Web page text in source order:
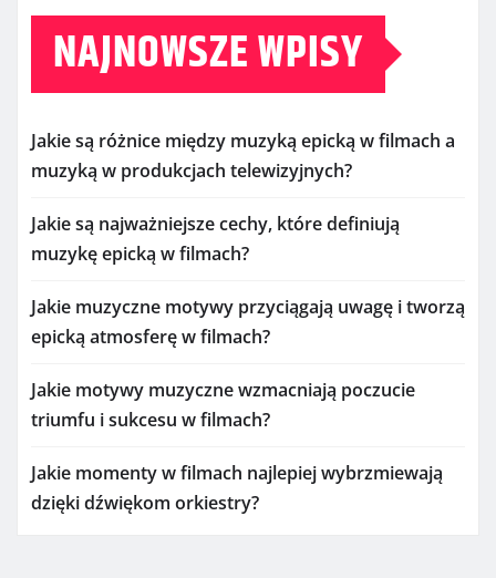
NAJNOWSZE WPISY
Jakie są różnice między muzyką epicką w filmach a
muzyką w produkcjach telewizyjnych?
Jakie są najważniejsze cechy, które definiują
muzykę epicką w filmach?
Jakie muzyczne motywy przyciągają uwagę i tworzą
epicką atmosferę w filmach?
Jakie motywy muzyczne wzmacniają poczucie
triumfu i sukcesu w filmach?
Jakie momenty w filmach najlepiej wybrzmiewają
dzięki dźwiękom orkiestry?